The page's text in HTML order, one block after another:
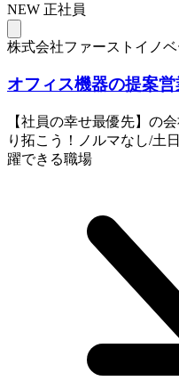
NEW 正社員
株式会社ファーストイノ
オフィス機器の提案営
【社員の幸せ最優先】の
り拓こう！ノルマなし/土
躍できる職場